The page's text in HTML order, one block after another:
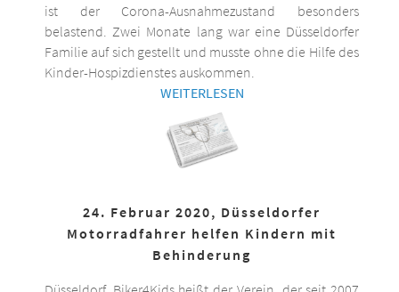
ist der Corona-Ausnahmezustand besonders
belastend. Zwei Monate lang war eine Düsseldorfer
Familie auf sich gestellt und musste ohne die Hilfe des
Kinder-Hospizdienstes auskommen.
WEITERLESEN
24. Februar 2020, Düsseldorfer
Motorradfahrer helfen Kindern mit
Behinderung